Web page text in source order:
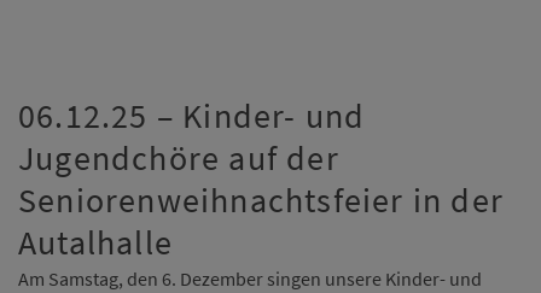
06.12.25 – Kinder- und
Jugendchöre auf der
Seniorenweihnachtsfeier in der
Autalhalle
Am Samstag, den 6. Dezember singen unsere Kinder- und